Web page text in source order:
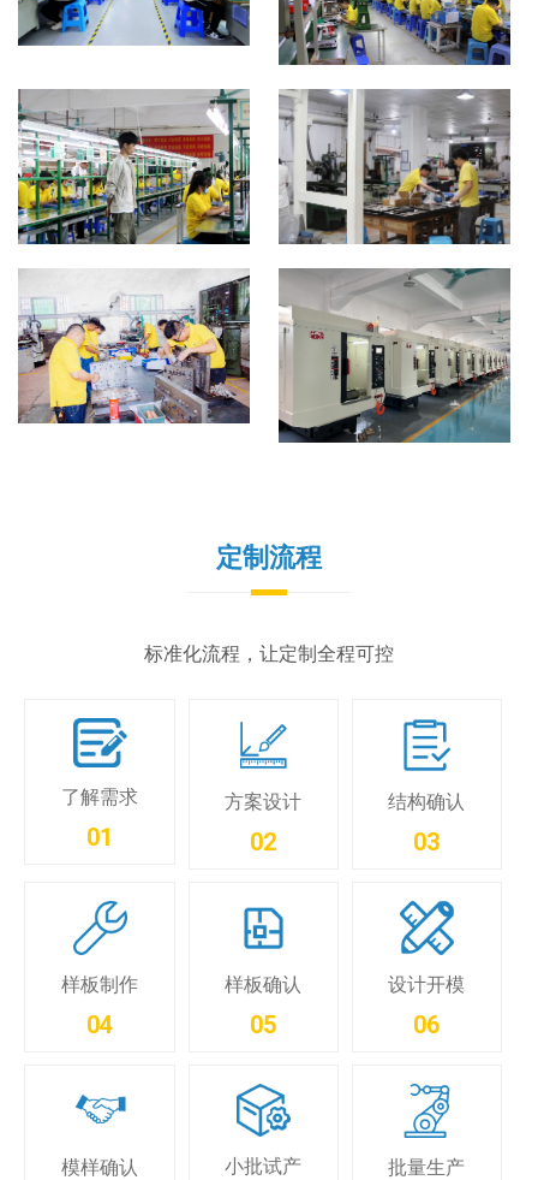
定制流程
标准化流程，让定制全程可控
了解需求
01
方案设计
02
结构确认
03
样板制作
04
样板确认
05
设计开模
06
模样确认 小批试产 批量生产